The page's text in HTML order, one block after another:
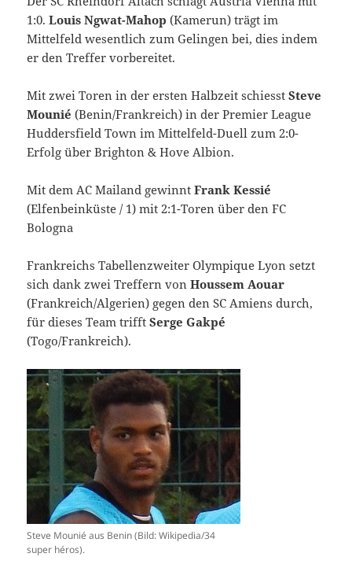
1:0.Louis Ngwat-Mahop (Kamerun) trägt im
Mittelfeld wesentlich zum Gelingen bei, dies indem
er den Treffer vorbereitet.
Mit zwei Toren in der ersten Halbzeit schiesstSteve
Mounié (Benin/Frankreich) in der Premier League
Huddersfield Town im Mittelfeld-Duell zum 2:0-
Erfolg über Brighton & Hove Albion.
Mit dem AC Mailand gewinntFrank Kessié
(Elfenbeinküste / 1) mit 2:1-Toren über den FC
Bologna
Frankreichs Tabellenzweiter Olympique Lyon setzt
sich dank zwei Treffern vonHoussem Aouar
(Frankreich/Algerien) gegen den SC Amiens durch,
für dieses Team trifftSerge Gakpé
(Togo/Frankreich).
Steve Mounié aus Benin (Bild: Wikipedia/34
super héros).